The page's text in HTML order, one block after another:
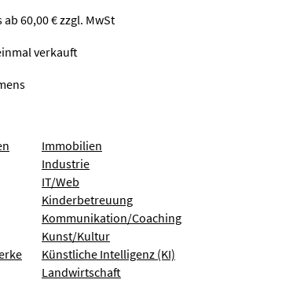
60,00 € zzgl. MwSt
verkauft
Immobilien
Industrie
IT/Web
Kinderbetreuung
Kommunikation/Coaching
Kunst/Kultur
Künstliche Intelligenz (KI)
Landwirtschaft